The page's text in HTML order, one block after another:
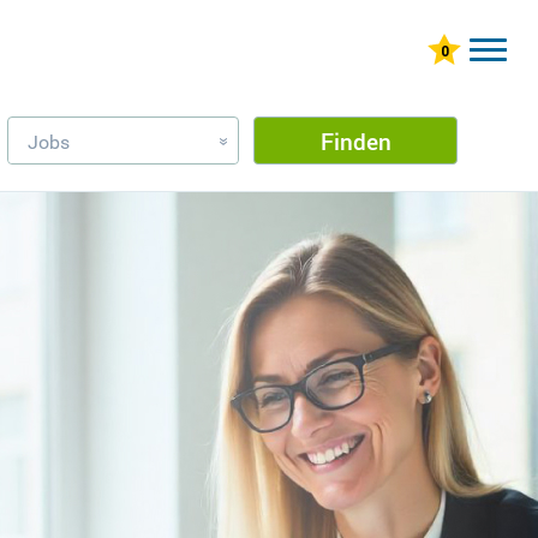
Jobs » Finden